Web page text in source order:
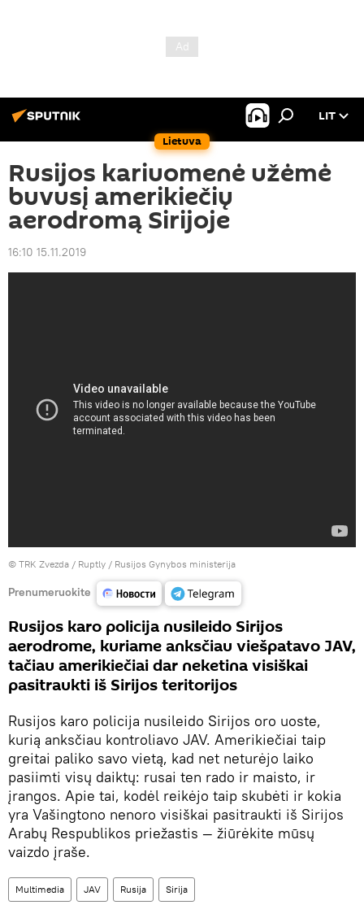
Lietuva
LIT
Rusijos kariuomenė užėmė
buvusį amerikiečių
aerodromą Sirijoje
16:10 15.11.2019
© TRK Zvezda / Ruptly / Rusijos Gynybos ministerija
Prenumeruokite
Rusijos karo policija nusileido Sirijos
aerodrome, kuriame anksčiau viešpatavo JAV,
tačiau amerikiečiai dar neketina visiškai
pasitraukti iš Sirijos teritorijos
Rusijos karo policija nusileido Sirijos oro uoste,
kurią anksčiau kontroliavo JAV. Amerikiečiai taip
greitai paliko savo vietą, kad net neturėjo laiko
pasiimti visų daiktų: rusai ten rado ir maisto, ir
įrangos. Apie tai, kodėl reikėjo taip skubėti ir kokia
yra Vašingtono nenoro visiškai pasitraukti iš Sirijos
Arabų Respublikos priežastis — žiūrėkite mūsų
vaizdo įraše.
Multimedia JAV Rusija Sirija